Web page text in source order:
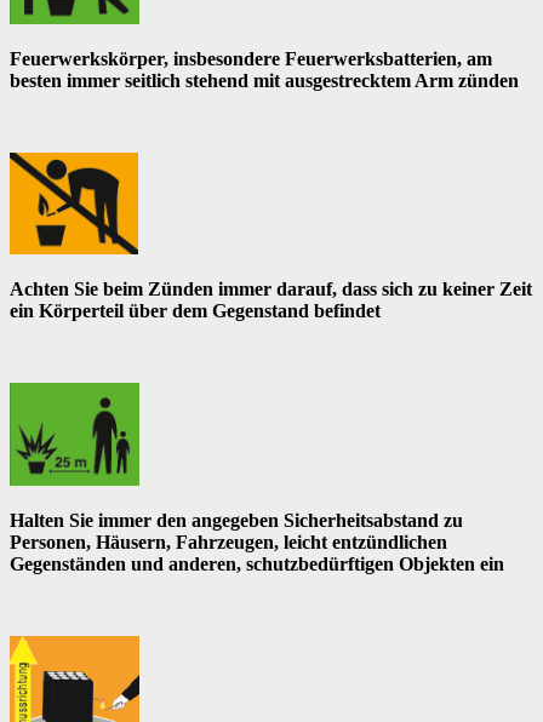
Feuerwerkskörper, insbesondere Feuerwerksbatterien, am
besten immer seitlich stehend mit ausgestrecktem Arm zünden
Achten Sie beim Zünden immer darauf, dass sich zu keiner Zeit
ein Körperteil über dem Gegenstand befindet
Halten Sie immer den angegeben Sicherheitsabstand zu
Personen, Häusern, Fahrzeugen, leicht entzündlichen
Gegenständen und anderen, schutzbedürftigen Objekten ein